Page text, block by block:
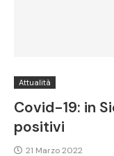
Attualità
Covid-19: in
positivi
21 Marzo 2022